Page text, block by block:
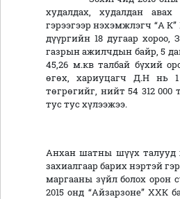
худалдах, худалдан авах
гэрээгээр нэхэмжлэгч “А
дүүргийн 18 дугаар хороо,
газрын ажилчдын байр, 5
45,26 м.кв талбай бүхий
өгөх, хариуцагч Д.Н нь
төгрөгийг, нийт 54 312 000
тус тус хүлээжээ.
Анхан шатны шүүх талууд
захиалгаар барих нэртэй
маргааны зүйл болох орон
2015 онд “Айзарзоне” ХХК